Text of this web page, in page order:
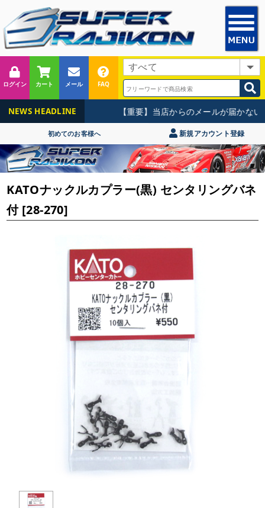
ログイン カート メール FAQ
NEWS HEADLINE 【重要】当店からのメールが届かない
初めてのお客様へ 新規アカウント登録
KATOナックルカプラー(黒) センタリングバネ
付 [28-270]